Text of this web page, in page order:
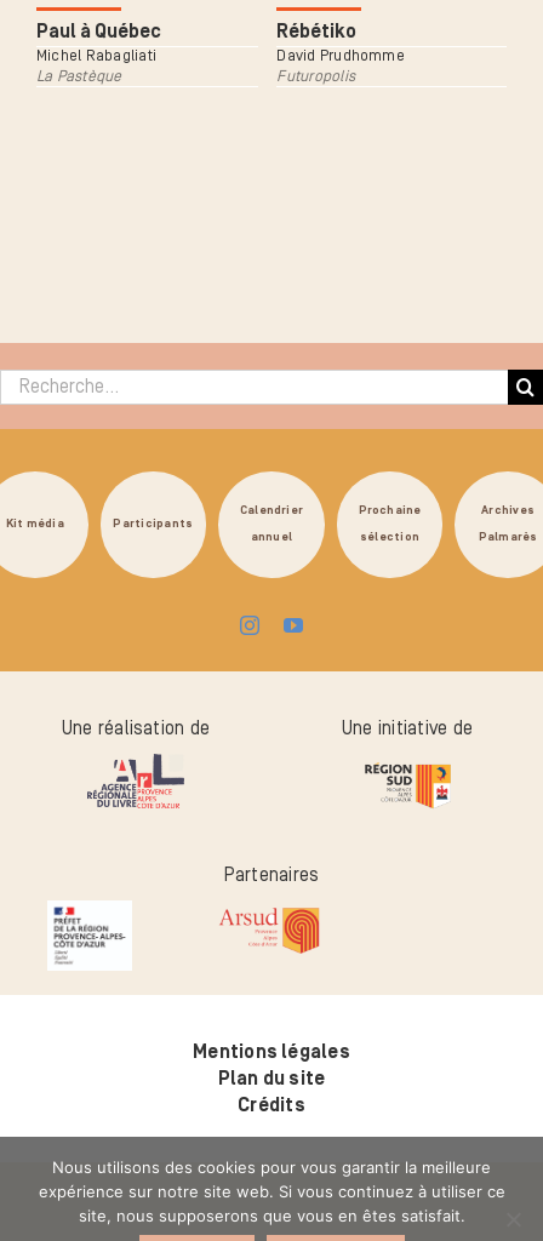
Paul à Québec
Michel Rabagliati
La Pastèque
Rébétiko
David Prudhomme
Futuropolis
Rechercher :
Kit média Participants
Calendrier
annuel
Prochaine
sélection
Archives
Palmarès
Une réalisation de Une initiative de
Partenaires
Mentions légales
Plan du site
Crédits
Nous utilisons des cookies pour vous garantir la meilleure
expérience sur notre site web. Si vous continuez à utiliser ce
site, nous supposerons que vous en êtes satisfait.